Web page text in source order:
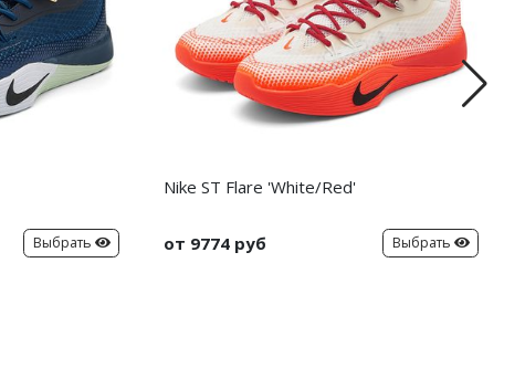
Выбрать
Nike ST Flare 'White/Red'
от 9774 руб Выбрать